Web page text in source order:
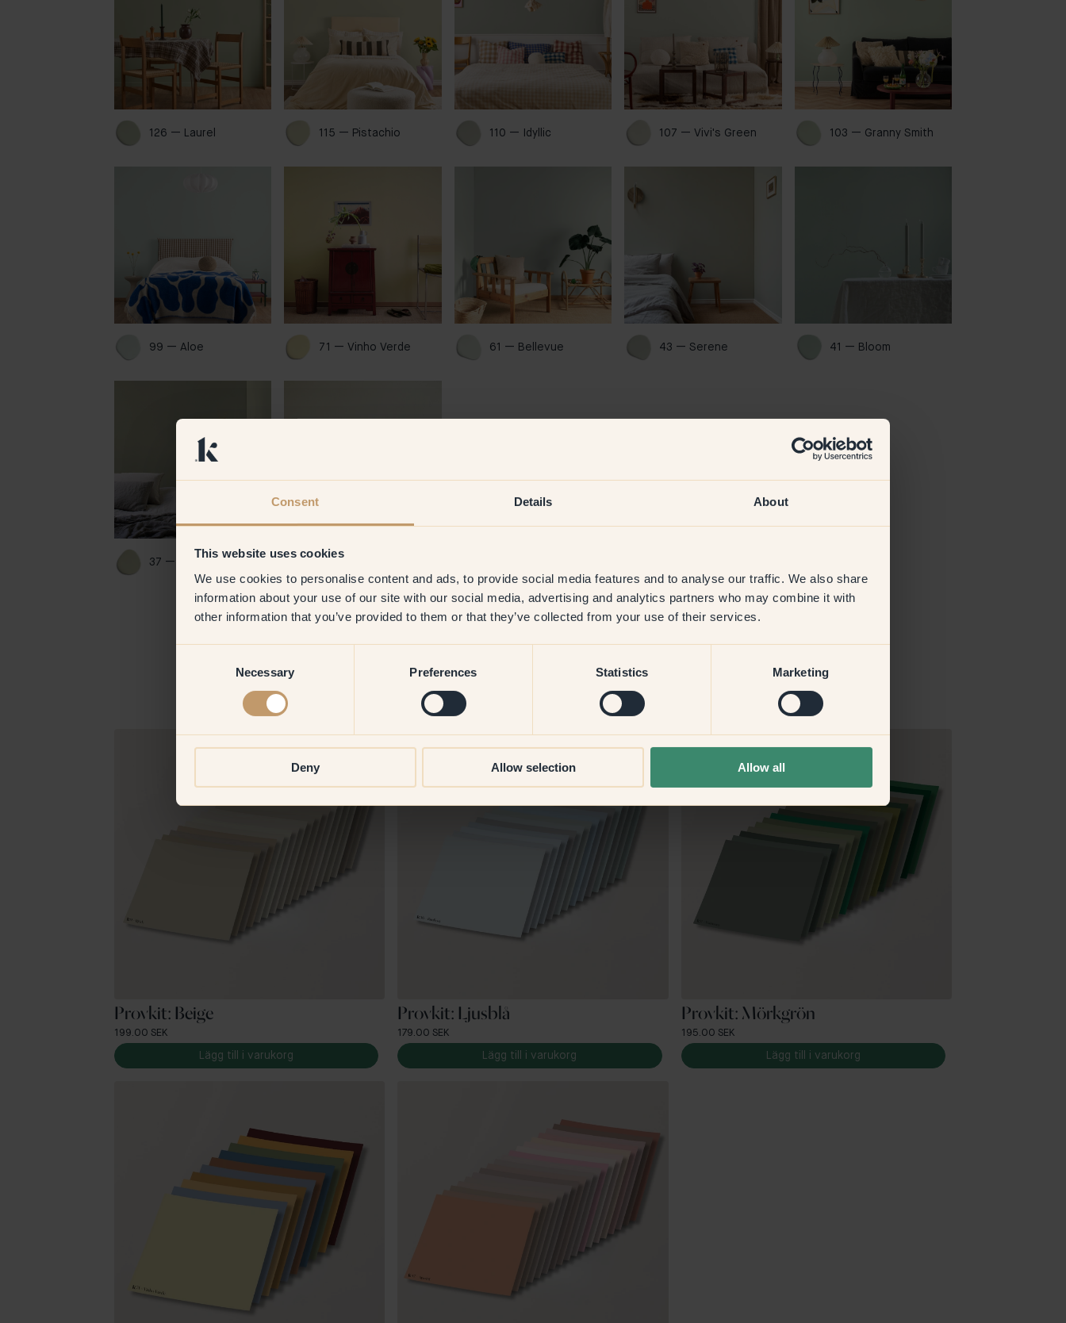
Consent Details About
This website uses cookies
We use cookies to personalise content and ads, to provide social media features and to analyse our traffic. We also share
information about your use of our site with our social media, advertising and analytics partners who may combine it with
other information that you’ve provided to them or that they’ve collected from your use of their services.
Necessary Preferences Statistics Marketing
Deny Allow selection Allow all
126 — Laurel 115 — Pistachio 110 — Idyllic 107 — Vivi's Green 103 — Granny Smith
99 — Aloe 71 — Vinho Verde 61 — Bellevue 43 — Serene 41 — Bloom
37 — Olive Grove
Provkit: Beige
199.00 SEK
Lägg till i varukorg
Provkit: Ljusblå
179.00 SEK
Lägg till i varukorg
Provkit: Mörkgrön
195.00 SEK
Lägg till i varukorg